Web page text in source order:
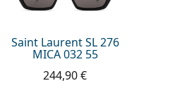
Saint Laurent SL 276
MICA 032 55
244,90 €